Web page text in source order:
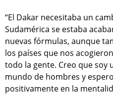
“El Dakar necesitaba un
Sudamérica se estaba
nuevas fórmulas, aunque
los países que nos
todo la gente. Creo que soy
mundo de hombres y
positivamente en la